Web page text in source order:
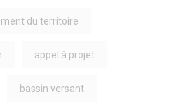
du territoire
appel à projet
bassin versant